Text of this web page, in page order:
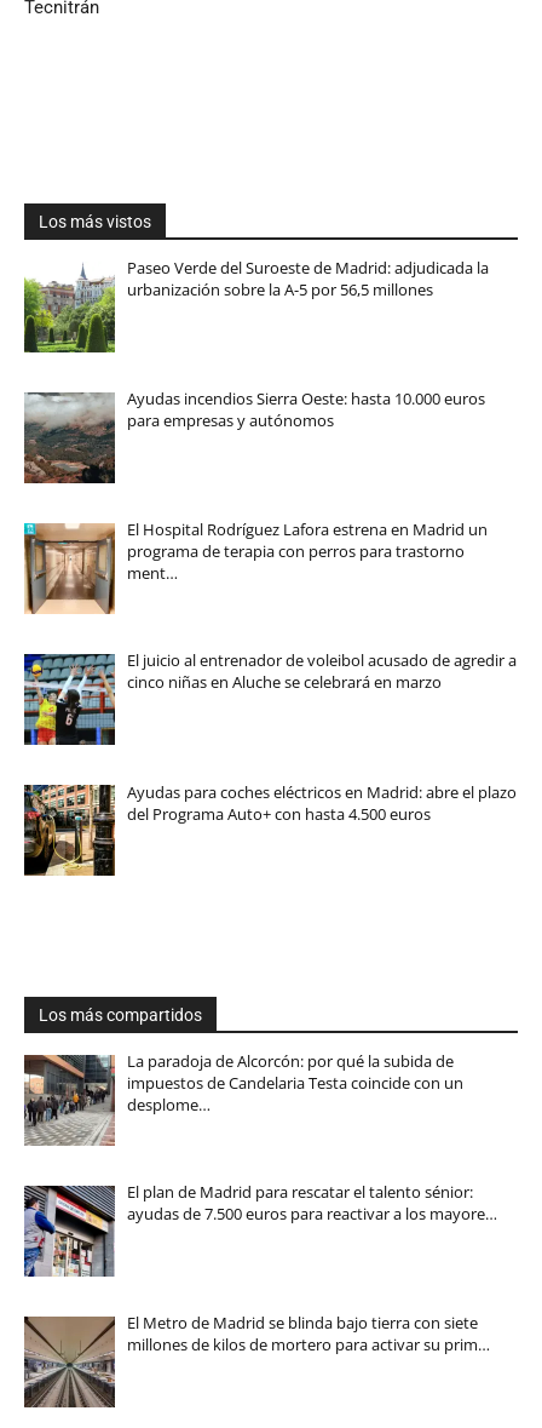
Tecnitrán
Los más vistos
Paseo Verde del Suroeste de Madrid: adjudicada la
urbanización sobre la A-5 por 56,5 millones
Ayudas incendios Sierra Oeste: hasta 10.000 euros
para empresas y autónomos
El Hospital Rodríguez Lafora estrena en Madrid un
programa de terapia con perros para trastorno
ment…
El juicio al entrenador de voleibol acusado de agredir a
cinco niñas en Aluche se celebrará en marzo
Ayudas para coches eléctricos en Madrid: abre el plazo
del Programa Auto+ con hasta 4.500 euros
Los más compartidos
La paradoja de Alcorcón: por qué la subida de
impuestos de Candelaria Testa coincide con un
desplome…
El plan de Madrid para rescatar el talento sénior:
ayudas de 7.500 euros para reactivar a los mayore…
El Metro de Madrid se blinda bajo tierra con siete
millones de kilos de mortero para activar su prim…